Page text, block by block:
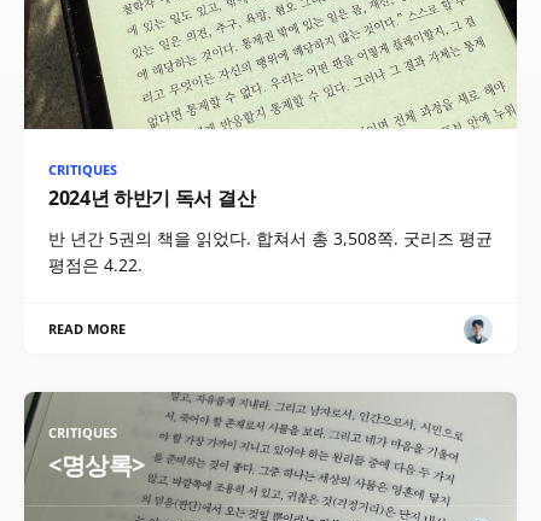
CRITIQUES
2024년 하반기 독서 결산
반 년간 5권의 책을 읽었다. 합쳐서 총 3,508쪽. 굿리즈 평균
평점은 4.22.
READ MORE
CRITIQUES
<명상록>